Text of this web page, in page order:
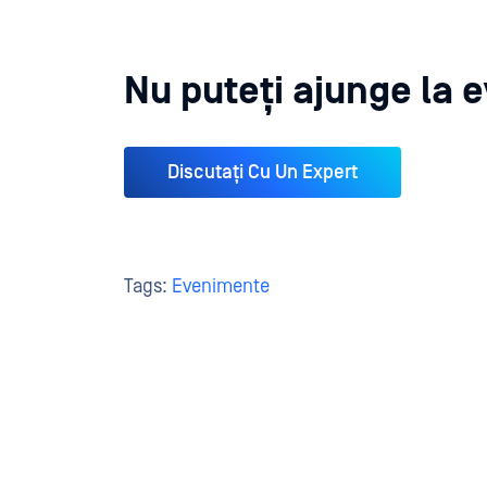
Nu puteți ajunge la
Discutați Cu Un Expert
Tags: Evenimente